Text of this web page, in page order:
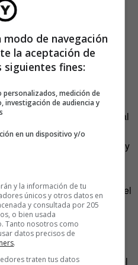
del teléfono móvil.
«No es el uso de las
esta tecnología, sino el uso
así como en su empleo para
u otro tipo de problemas».
extiende en la misma idea al
es un instrumento que
problemas interpersonales y
la forma de hacerlo puede
uso compulsivo de redes
juegos online a través del
relaciones amorosas
ahora es una
que el uso descontrolado del
de navegación
la aceptación de
siguientes fines:
personalizados, medición de
investigación de audiencia y
en un dispositivo y/o
y la información de tu
únicos y otros datos en
y consultada por 205
o bien usada
Tanto nosotros como
datos precisos de
.
traten tus datos